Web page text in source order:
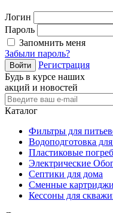
Логин
Пароль
Запомнить меня
Забыли пароль?
Войти
Регистрация
Будь в курсе наших
акций и новостей
Каталог
Фильтры для
Водоподготовка
Пластиковые
Электрические
Септики для дома
Сменные
Кессоны для